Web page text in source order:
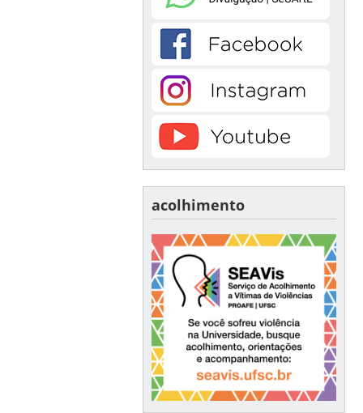
acolhimento